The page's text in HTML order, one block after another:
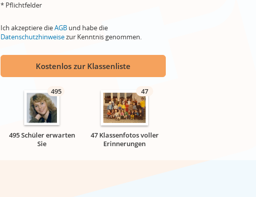
* Pflichtfelder
Ich akzeptiere dieAGB und habe die
Datenschutzhinweisezur Kenntnis genommen.
Kostenlos zur Klassenliste
495
495 Schüler erwarten
Sie
47
47 Klassenfotos voller
Erinnerungen